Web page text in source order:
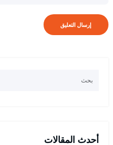
أحدث المقالات